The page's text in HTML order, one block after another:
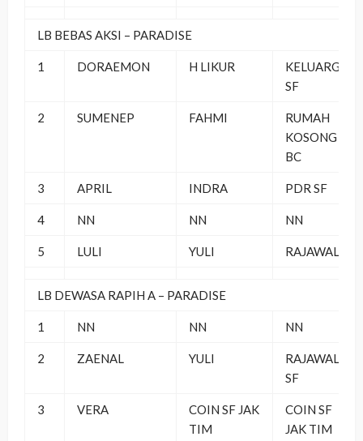
LB BEBAS AKSI – PARADISE
1 DORAEMON H LIKUR
KELUARGA
SF
2 SUMENEP FAHMI
RUMAH
KOSONG
BC
3 APRIL INDRA PDR SF
4 NN NN NN
5 LULI YULI RAJAWALI
LB DEWASA RAPIH A – PARADISE
1 NN NN NN
2 ZAENAL YULI
RAJAWALI
SF
3 VERA
COIN SF JAK
TIM
COIN SF
JAK TIM